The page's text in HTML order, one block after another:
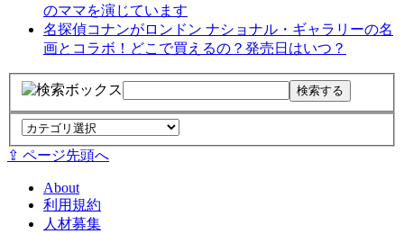
のママを演じています
名探偵コナンがロンドン ナショナル・ギャラリーの名
画とコラボ！どこで買えるの？発売日はいつ？
⇪ ページ先頭へ
About
利用規約
人材募集